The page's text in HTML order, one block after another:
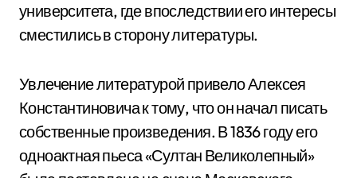
университета, где впоследствии его интересы
сместились в сторону литературы.
Увлечение литературой привело Алексея
Константиновича к тому, что он начал писать
собственные произведения. В 1836 году его
одноактная пьеса «Султан Великолепный»